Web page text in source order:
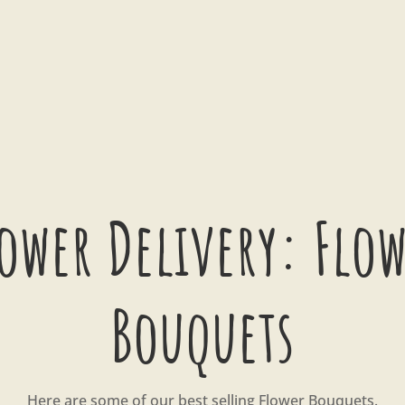
Delivery:
Bouquets
Here are some of our best selling Flower Bouquets.